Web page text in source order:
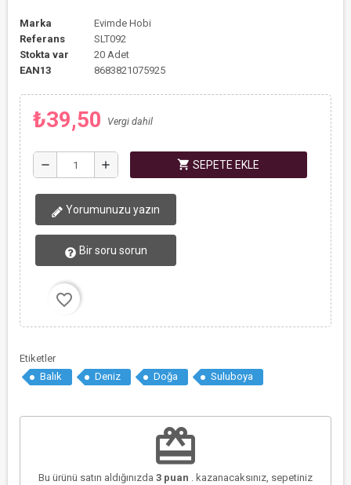
Marka
Evimde Hobi
Referans
SLT092
Stokta var
20 Adet
EAN13
8683821075925
₺39,50 Vergi dahil
remove add shopping_cart SEPETE EKLE
Yorumunuzu yazın
Bir soru sorun
favorite_border
Etiketler
Balık
Deniz Doğa Suluboya
redeem
Bu ürünü satın aldığınızda 3 puan . kazanacaksınız, sepetiniz